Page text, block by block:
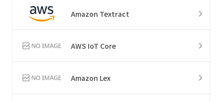
Amazon Textract
AWS IoT Core
Amazon Lex